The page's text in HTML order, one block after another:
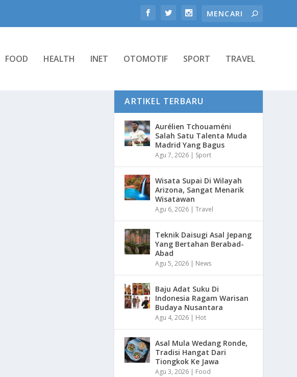
FOOD HEALTH INET OTOMOTIF SPORT TRAVEL
ARTIKEL TERBARU
Aurélien Tchouaméni
Salah Satu Talenta Muda
Madrid Yang Bagus
Agu 7, 2026 | Sport
Wisata Supai Di Wilayah
Arizona, Sangat Menarik
Wisatawan
Agu 6, 2026 |Travel
Teknik Daisugi Asal Jepang
Yang Bertahan Berabad-
Abad
Agu 5, 2026 | News
Baju Adat Suku Di
Indonesia Ragam Warisan
Budaya Nusantara
Agu 4, 2026 | Hot
Asal Mula Wedang Ronde,
Tradisi Hangat Dari
Tiongkok Ke Jawa
Agu 3, 2026 | Food